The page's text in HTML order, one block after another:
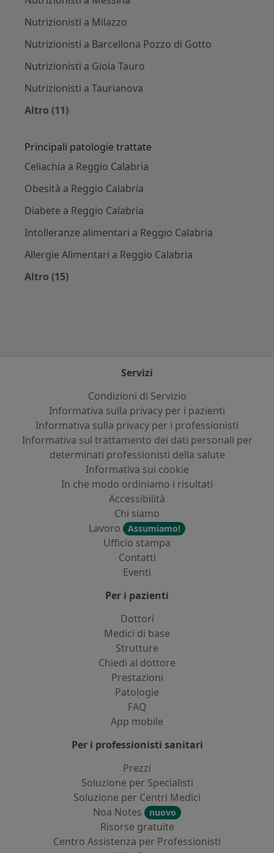
Nutrizionisti a Milazzo
Nutrizionisti a Barcellona Pozzo di Gotto
Nutrizionisti a Gioia Tauro
Nutrizionisti a Taurianova
Altro (11)
Principali patologie trattate
Celiachia a Reggio Calabria
Obesità a Reggio Calabria
Diabete a Reggio Calabria
Intolleranze alimentari a Reggio Calabria
Allergie Alimentari a Reggio Calabria
Altro (15)
Servizi
Condizioni di Servizio
Informativa sulla privacy per i pazienti
Informativa sulla privacy per i professionisti
Informativa sul trattamento dei dati personali per
determinati professionisti della salute
Informativa sui cookie
In che modo ordiniamo i risultati
Accessibilità
Chi siamo
Lavoro
Assumiamo!
Ufficio stampa
Contatti
Eventi
Per i pazienti
Dottori
Medici di base
Strutture
Chiedi al dottore
Prestazioni
Patologie
FAQ
App mobile
Per i professionisti sanitari
Prezzi
Soluzione per Specialisti
Soluzione per Centri Medici
Noa Notes
nuovo
Risorse gratuite
Centro Assistenza per Professionisti